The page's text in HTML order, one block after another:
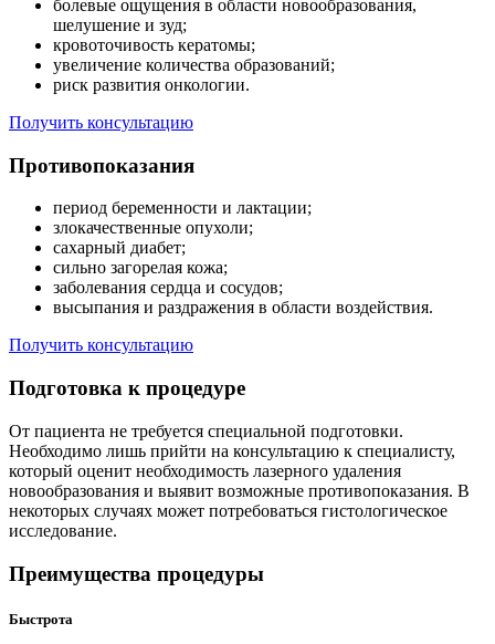
болевые ощущения в области новообразования,
шелушение и зуд;
кровоточивость кератомы;
увеличение количества образований;
риск развития онкологии.
Получить консультацию
Противопоказания
период беременности и лактации;
злокачественные опухоли;
сахарный диабет;
сильно загорелая кожа;
заболевания сердца и сосудов;
высыпания и раздражения в области воздействия.
Получить консультацию
Подготовка к процедуре
От пациента не требуется специальной подготовки.
Необходимо лишь прийти на консультацию к специалисту,
который оценит необходимость лазерного удаления
новообразования и выявит возможные противопоказания. В
некоторых случаях может потребоваться гистологическое
исследование.
Преимущества процедуры
Быстрота